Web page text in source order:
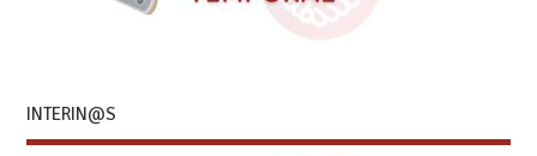
INTERIN@S